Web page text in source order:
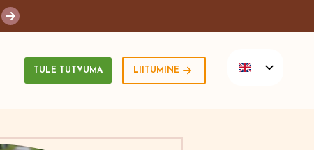
TULE TUTVUMA LIITUMINE